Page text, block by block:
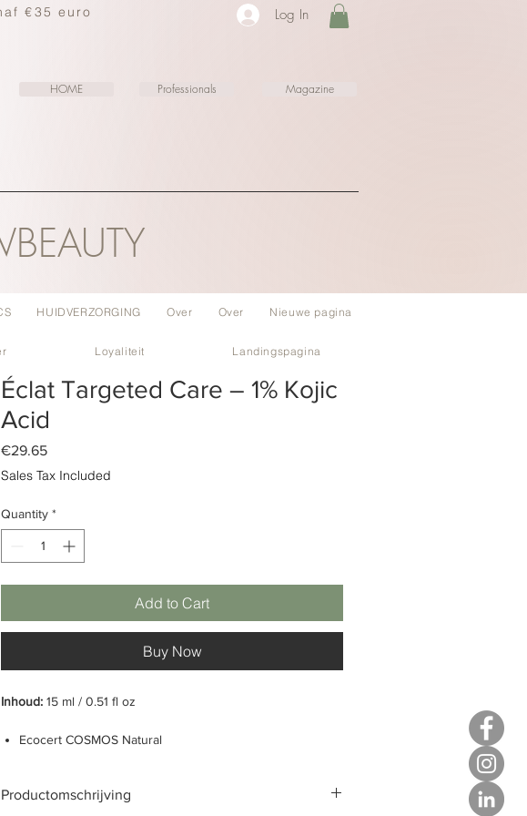
€35 euro Log In
HOME Professionals Magazine
HUIDVERZORGING Over Over Nieuwe pagina
Loyaliteit Landingspagina
Éclat Targeted Care – 1% Kojic
Acid
€29.65Price
Sales Tax Included
Quantity *
Add to Cart
Buy Now
Inhoud: 15 ml / 0.51 fl oz
Ecocert COSMOS Natural
Natuurlijk oorsprong van totaal
Productomschrijving